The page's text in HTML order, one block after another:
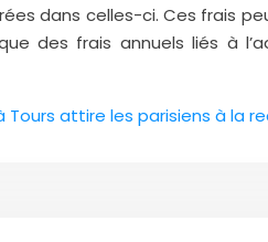
dans celles-ci. Ces frais
des frais annuels liés à
Tours attire les parisiens à la